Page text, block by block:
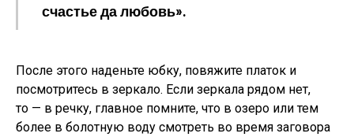
счастье да любовь».
После этого наденьте юбку, повяжите платок и
посмотритесь в зеркало. Если зеркала рядом нет,
то — в речку, главное помните, что в озеро или тем
более в болотную воду смотреть во время заговора